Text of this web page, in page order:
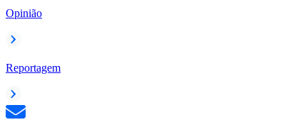
Opinião
Reportagem